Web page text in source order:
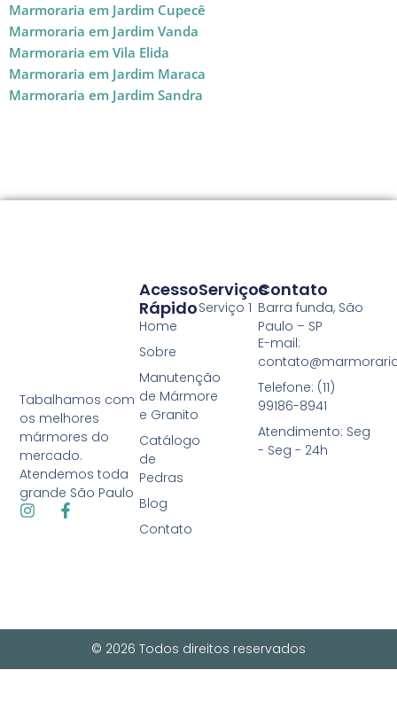
Marmoraria em Jardim Cupecê
Marmoraria em Jardim Vanda
Marmoraria em Vila Elida
Marmoraria em Jardim Maraca
Marmoraria em Jardim Sandra
Tabalhamos com
os melhores
mármores do
mercado.
Atendemos toda
grande São Paulo
Serviços
Serviço 1
Acesso
Rápido
Home
Sobre
Manutenção
de Mármore
e Granito
Catálogo
de
Pedras
Blog
Contato
Contato
Barra funda, São
Paulo – SP
E-mail:
Telefone: (11)
99186-8941
Atendimento: Seg
- Seg - 24h
© 2026 Todos direitos reservados